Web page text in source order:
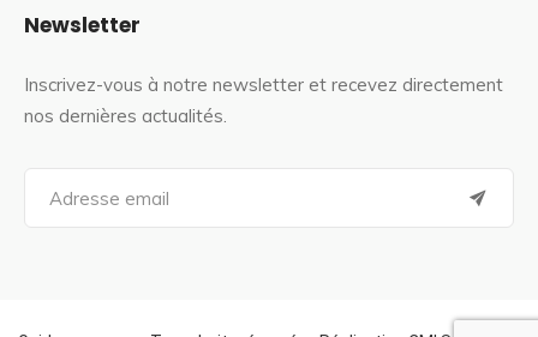
Newsletter
Inscrivez-vous à notre newsletter et recevez directement
nos dernières actualités.
a
f